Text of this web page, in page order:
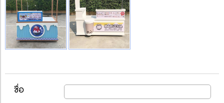
ชื่อ